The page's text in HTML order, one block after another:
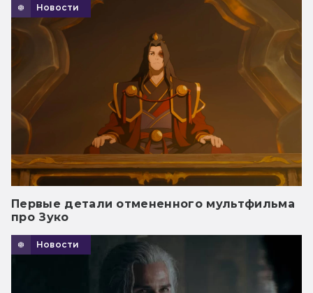
Новости
Первые детали отмененного мультфильма
про Зуко
Новости